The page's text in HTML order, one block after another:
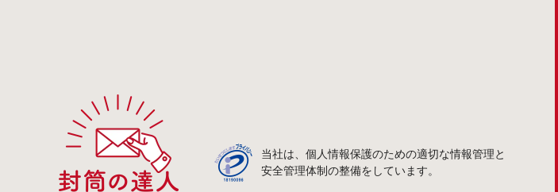
当社は、個人情報保護のための適切な情報管理と
安全管理体制の整備をしています。